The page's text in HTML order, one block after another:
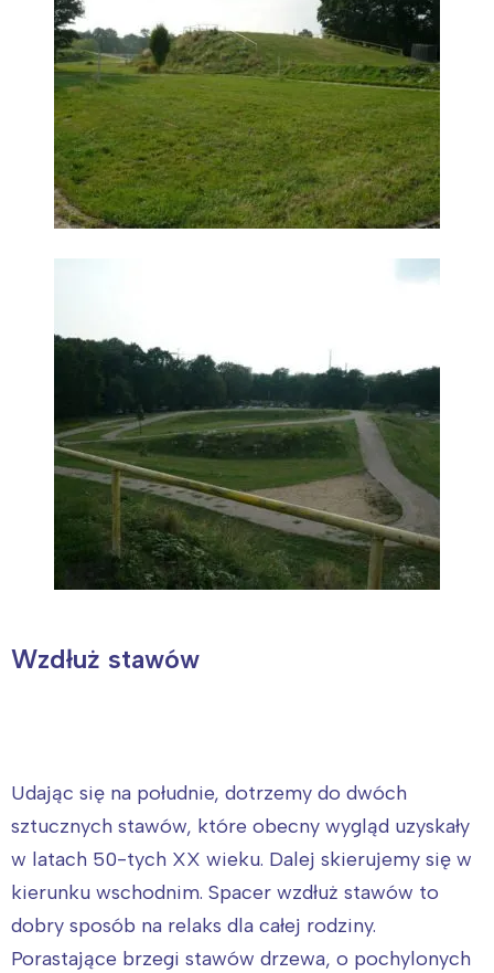
Wzdłuż stawów
Udając się na południe, dotrzemy do dwóch
sztucznych stawów, które obecny wygląd uzyskały
w latach 50-tych XX wieku. Dalej skierujemy się w
kierunku wschodnim. Spacer wzdłuż stawów to
dobry sposób na relaks dla całej rodziny.
Porastające brzegi stawów drzewa, o pochylonych